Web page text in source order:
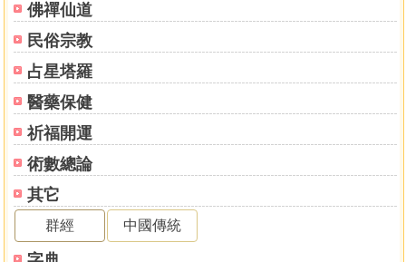
佛禪仙道
民俗宗教
占星塔羅
醫藥保健
祈福開運
術數總論
其它
群經 中國傳統